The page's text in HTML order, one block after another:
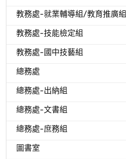
教務處-就業輔導組/教育推廣組
教務處-技能檢定組
教務處-國中技藝組
總務處
總務處-出納組
總務處-文書組
總務處-庶務組
圖書室